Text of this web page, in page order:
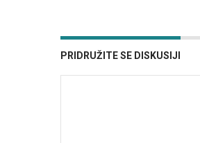
PRIDRUŽITE SE DISKUSIJI